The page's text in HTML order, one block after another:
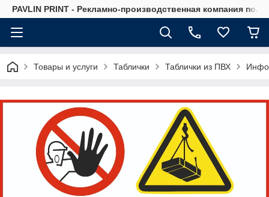
PAVLIN PRINT - Рекламно-производственная компания
Товары и услуги Таблички Таблички из ПВХ